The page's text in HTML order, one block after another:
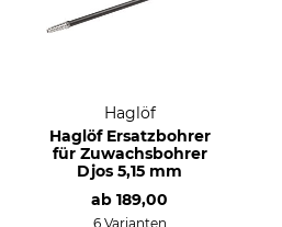
Haglöf
Haglöf Ersatzbohrer
für Zuwachsbohrer
Djos 5,15 mm
ab 189,00
6 Varianten